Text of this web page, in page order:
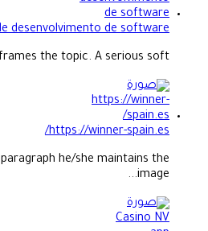
desenvolvimento de software
the topic. A serious soft...
https://winner-spain.es/
he/she maintains the
image...